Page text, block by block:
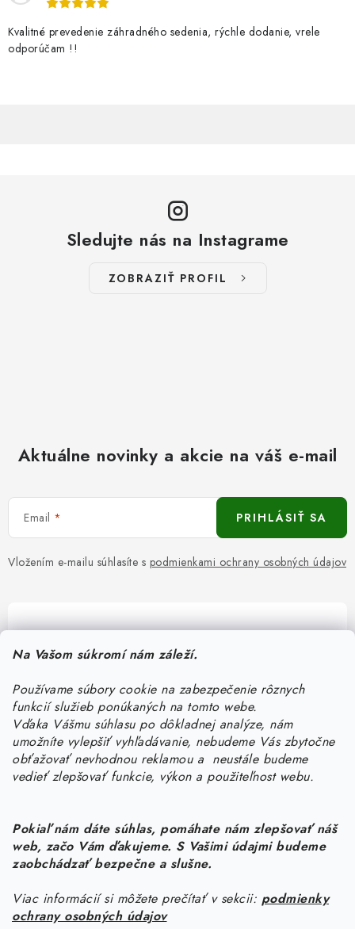
Na Vašom súkromí nám záleží.
Používame súbory cookie na zabezpečenie rôznych
funkcií služieb ponúkaných na tomto webe.
Vďaka Vášmu súhlasu po dôkladnej analýze, nám
umožníte vylepšiť vyhľadávanie, nebudeme Vás zbytočne
obťažovať nevhodnou reklamou a neustále budeme
vedieť zlepšovať funkcie, výkon a použiteľnost webu.
Pokiaľ nám dáte súhlas, pomáhate nám zlepšovať náš
web, začo Vám ďakujeme. S Vašimi údajmi budeme
zaobchádzať bezpečne a slušne.
Viac informácií si môžete prečítať v sekcii: podmienky
ochrany osobných údajov
Kvalitné prevedenie záhradného sedenia, rýchle dodanie, vrele
odporúčam !!
Sledujte nás na Instagrame
ZOBRAZIŤ PROFIL
Aktuálne novinky a akcie na váš e-mail
Email
Vložením e-mailu súhlasíte s podmienkami ochrany osobných údajov
PRIHLÁSIŤ SA
Pomôžeme vám s výberom
Potrebujete s niečím poradiť? Sme tu pre vás!
objednavky@kurin.sk
0950456469
Informácie pre vás